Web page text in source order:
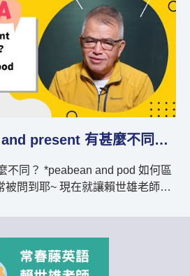
搞不清楚介詞 on、for、to 如何區分
老師來幫你解惑囉~~